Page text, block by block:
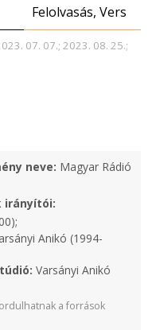
Felolvasás, Vers
07. 07.; 2023. 08. 25.;
neve: Magyar Rádió
irányítói:
Anikó (1994-
Varsányi Anikó
a források